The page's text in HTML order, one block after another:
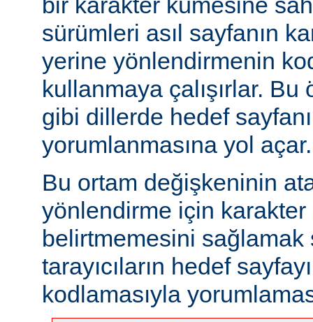
sürümleri asıl sayfanın
yerine yönlendirmenin
kullanmaya çalışırlar.
gibi dillerde hedef
yorumlanmasına yol açar.
Bu ortam değişkeninin
yönlendirme için karakter
belirtmemesini sağlamak
tarayıcıların hedef
kodlamasıyla